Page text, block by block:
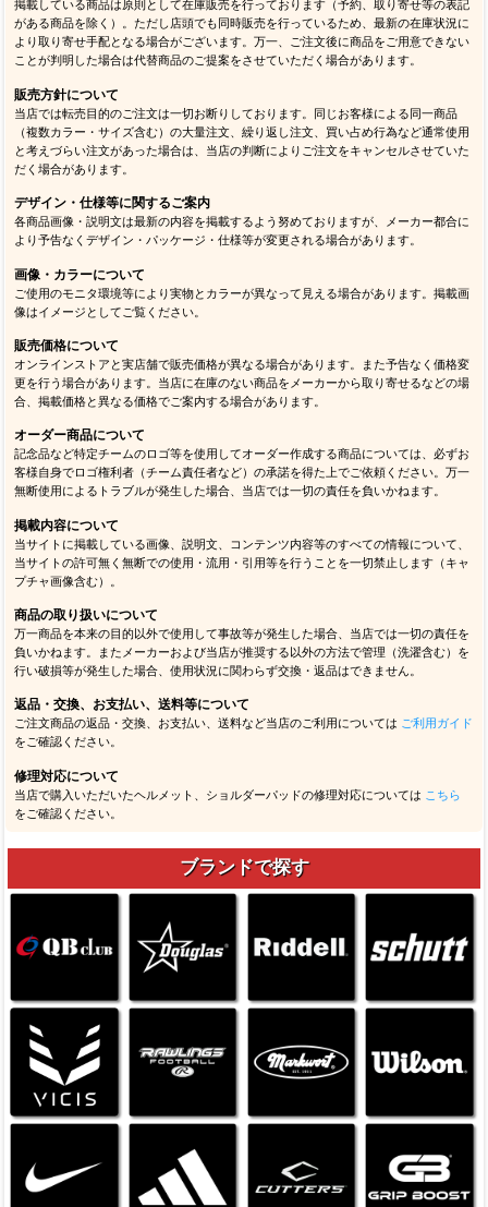
掲載している商品は原則として在庫販売を行っております（予約、取り寄せ等の表記
がある商品を除く）。ただし店頭でも同時販売を行っているため、最新の在庫状況に
より取り寄せ手配となる場合がございます。万一、ご注文後に商品をご用意できない
ことが判明した場合は代替商品のご提案をさせていただく場合があります。
販売方針について
当店では転売目的のご注文は一切お断りしております。同じお客様による同一商品
（複数カラー・サイズ含む）の大量注文、繰り返し注文、買い占め行為など通常使用
と考えづらい注文があった場合は、当店の判断によりご注文をキャンセルさせていた
だく場合があります。
デザイン・仕様等に関するご案内
各商品画像・説明文は最新の内容を掲載するよう努めておりますが、メーカー都合に
より予告なくデザイン・パッケージ・仕様等が変更される場合があります。
画像・カラーについて
ご使用のモニタ環境等により実物とカラーが異なって見える場合があります。掲載画
像はイメージとしてご覧ください。
販売価格について
オンラインストアと実店舗で販売価格が異なる場合があります。また予告なく価格変
更を行う場合があります。当店に在庫のない商品をメーカーから取り寄せるなどの場
合、掲載価格と異なる価格でご案内する場合があります。
オーダー商品について
記念品など特定チームのロゴ等を使用してオーダー作成する商品については、必ずお
客様自身でロゴ権利者（チーム責任者など）の承諾を得た上でご依頼ください。万一
無断使用によるトラブルが発生した場合、当店では一切の責任を負いかねます。
掲載内容について
当サイトに掲載している画像、説明文、コンテンツ内容等のすべての情報について、
当サイトの許可無く無断での使用・流用・引用等を行うことを一切禁止します（キャ
プチャ画像含む）。
商品の取り扱いについて
万一商品を本来の目的以外で使用して事故等が発生した場合、当店では一切の責任を
負いかねます。またメーカーおよび当店が推奨する以外の方法で管理（洗濯含む）を
行い破損等が発生した場合、使用状況に関わらず交換・返品はできません。
返品・交換、お支払い、送料等について
ご注文商品の返品・交換、お支払い、送料など当店のご利用については ご利用ガイド
をご確認ください。
修理対応について
当店で購入いただいたヘルメット、ショルダーパッドの修理対応については こちら
をご確認ください。
ブランドで探す